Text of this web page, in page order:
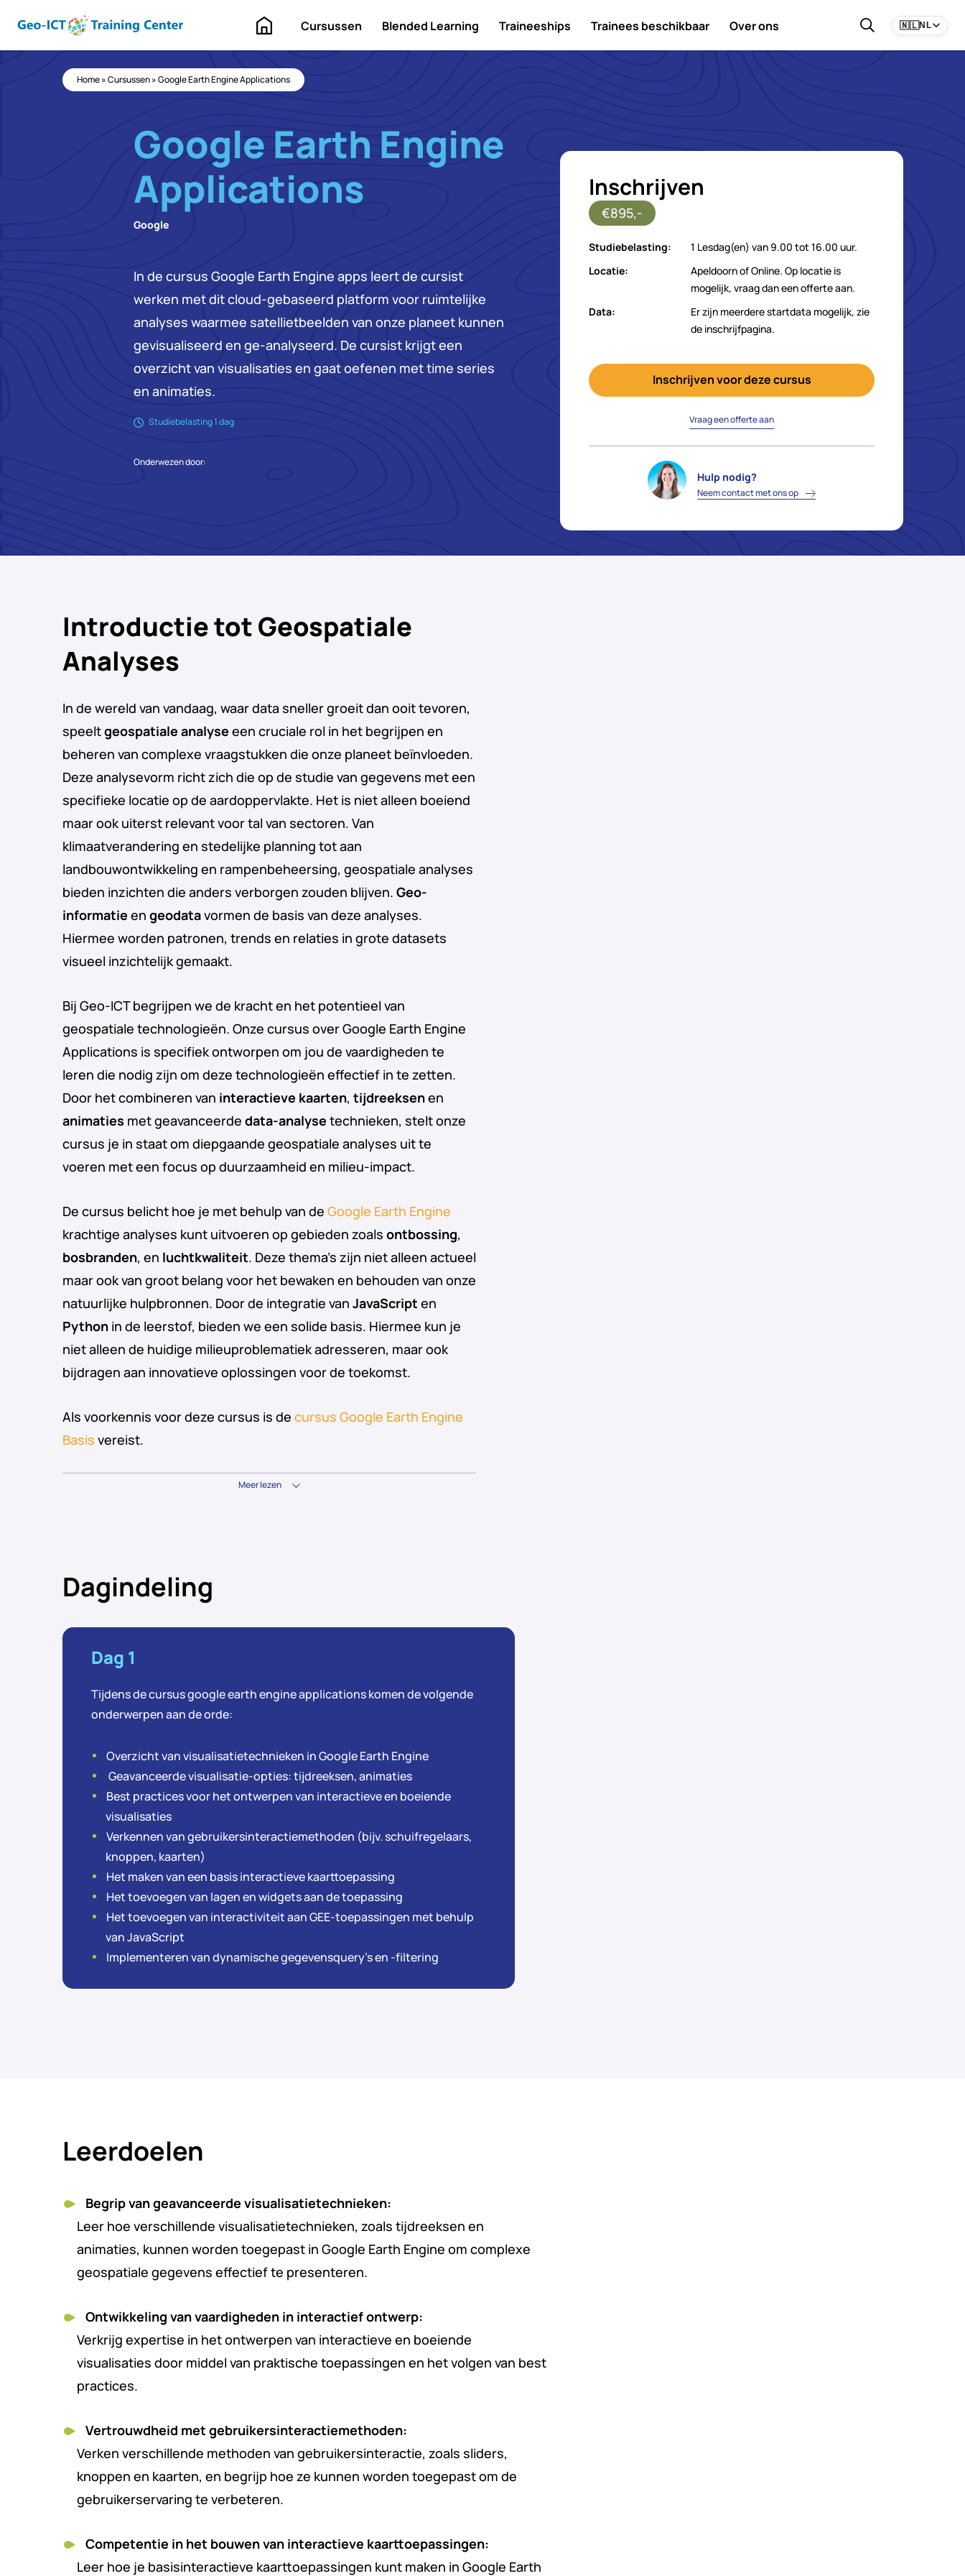
Home Cursussen Blended Learning Traineeships Trainees beschikbaar Over ons 🇳🇱NL
Home»Cursussen»Google Earth Engine Applications
Google Earth Engine
Applications
Google
In de cursus Google Earth Engine apps leert de cursist
werken met dit cloud-gebaseerd platform voor ruimtelijke
analyses waarmee satellietbeelden van onze planeet kunnen
gevisualiseerd en ge-analyseerd. De cursist krijgt een
overzicht van visualisaties en gaat oefenen met time series
en animaties.
Studiebelasting 1 dag
Onderwezen door:
Introductie tot Geospatiale
Analyses
In de wereld van vandaag, waar data sneller groeit dan ooit tevoren,
speeltgeospatiale analyse een cruciale rol in het begrijpen en
beheren van complexe vraagstukken die onze planeet beïnvloeden.
Deze analysevorm richt zich die op de studie van gegevens met een
specifieke locatie op de aardoppervlakte. Het is niet alleen boeiend
maar ook uiterst relevant voor tal van sectoren. Van
klimaatverandering en stedelijke planning tot aan
landbouwontwikkeling en rampenbeheersing, geospatiale analyses
bieden inzichten die anders verborgen zouden blijven. Geo-
informatie en geodatavormen de basis van deze analyses.
Hiermee worden patronen, trends en relaties in grote datasets
visueel inzichtelijk gemaakt.
Bij Geo-ICT begrijpen we de kracht en het potentieel van
geospatiale technologieën. Onze cursus over Google Earth Engine
Applications is specifiek ontworpen om jou de vaardigheden te
leren die nodig zijn om deze technologieën effectief in te zetten.
Door het combineren van interactieve kaarten, tijdreeksenen
animaties met geavanceerde data-analyse technieken, stelt onze
cursus je in staat om diepgaande geospatiale analyses uit te
voeren met een focus op duurzaamheid en milieu-impact.
De cursus belicht hoe je met behulp van de Google Earth Engine
krachtige analyses kunt uitvoeren op gebieden zoals ontbossing,
bosbranden, en luchtkwaliteit. Deze thema’s zijn niet alleen actueel
maar ook van groot belang voor het bewaken en behouden van onze
natuurlijke hulpbronnen. Door de integratie van JavaScript en
Python in de leerstof, bieden we een solide basis. Hiermee kun je
niet alleen de huidige milieuproblematiek adresseren, maar ook
bijdragen aan innovatieve oplossingen voor de toekomst.
Als voorkennis voor deze cursus is de cursus Google Earth Engine
Basis vereist.
Meer lezen
Inschrijven
€895,-
Studiebelasting:
1 Lesdag(en) van 9.00 tot 16.00 uur.
Locatie:
Apeldoorn of Online. Op locatie is
mogelijk, vraag dan een offerte aan.
Data:
Er zijn meerdere startdata mogelijk, zie
de inschrijfpagina.
Inschrijven voor deze cursus
Vraag een offerte aan
Hulp nodig?
Neem contact met ons op
Dagindeling
Dag 1
Tijdens de cursus google earth engine applications komen de volgende
onderwerpen aan de orde:
Overzicht van visualisatietechnieken in Google Earth Engine
Geavanceerde visualisatie-opties: tijdreeksen, animaties
Best practices voor het ontwerpen van interactieve en boeiende
visualisaties
Verkennen van gebruikersinteractiemethoden (bijv. schuifregelaars,
knoppen, kaarten)
Het maken van een basis interactieve kaarttoepassing
Het toevoegen van lagen en widgets aan de toepassing
Het toevoegen van interactiviteit aan GEE-toepassingen met behulp
van JavaScript
Implementeren van dynamische gegevensquery’s en -filtering
Leerdoelen
Begrip van geavanceerde visualisatietechnieken:
Leer hoe verschillende visualisatietechnieken, zoals tijdreeksen en
animaties, kunnen worden toegepast in Google Earth Engine om complexe
geospatiale gegevens effectief te presenteren.
Ontwikkeling van vaardigheden in interactief ontwerp:
Verkrijg expertise in het ontwerpen van interactieve en boeiende
visualisaties door middel van praktische toepassingen en het volgen van best
practices.
Vertrouwdheid met gebruikersinteractiemethoden:
Verken verschillende methoden van gebruikersinteractie, zoals sliders,
knoppen en kaarten, en begrijp hoe ze kunnen worden toegepast om de
gebruikerservaring te verbeteren.
Competentie in het bouwen van interactieve kaarttoepassingen:
Leer hoe je basisinteractieve kaarttoepassingen kunt maken in Google Earth